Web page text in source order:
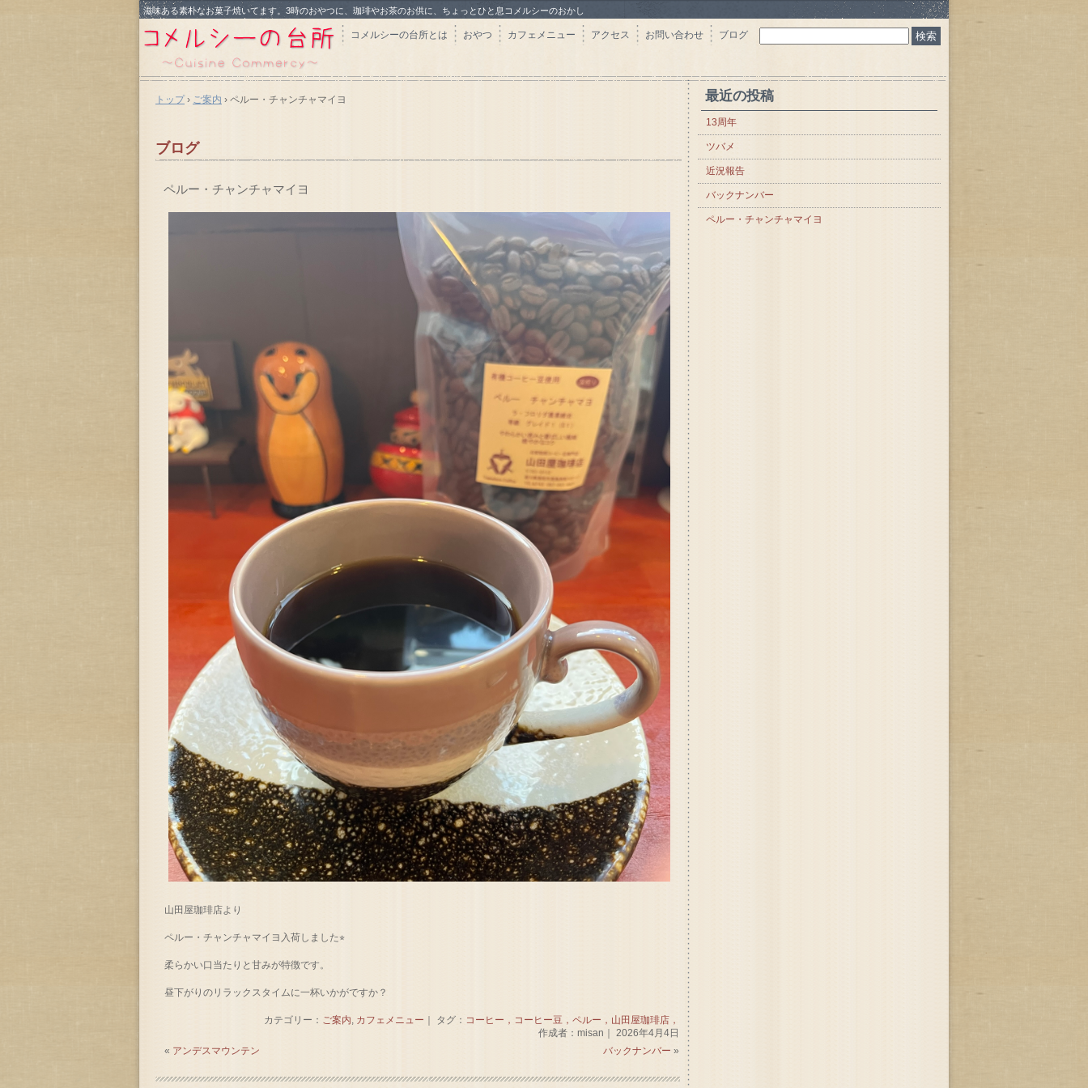
滋味ある素朴なお菓子焼いてます。3時のおやつに、珈琲やお茶のお供に、ちょっとひと息コメルシーのおかし
コメルシーの台所とは おやつ カフェメニュー アクセス お問い合わせ ブログ
トップ› ご案内 › ペルー・チャンチャマイヨ
ブログ
ペルー・チャンチャマイヨ
山田屋珈琲店より
ペルー・チャンチャマイヨ入荷しました⭐︎
柔らかい口当たりと甘みが特徴です。
昼下がりのリラックスタイムに一杯いかがですか？
カテゴリー： ご案内 カフェメニュー ｜ タグ： コーヒー，コーヒー豆，ペルー，山田屋珈琲店，
作成者：misan｜ 2026年4月4日
« アンデスマウンテン バックナンバー »
最近の投稿
13周年
ツバメ
近況報告
バックナンバー
ペルー・チャンチャマイヨ